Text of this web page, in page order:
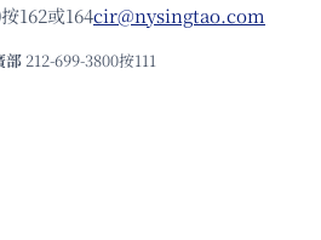
162或164cir@nysingtao.com
部 212-699-3800按111